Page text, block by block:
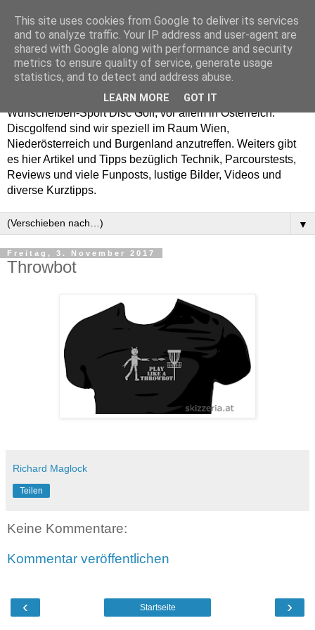
Enjoy Disc Golf and let
your Putterfly
Auf putterfly.at dreht sich alles um den Frisbee- bzw.
Wurfscheiben-Sport Disc Golf, vor allem in Österreich.
Discgolfend sind wir speziell im Raum Wien,
Niederösterreich und Burgenland anzutreffen. Weiters gibt
es hier Artikel und Tipps bezüglich Technik, Parcourstests,
Reviews und viele Funposts, lustige Bilder, Videos und
diverse Kurztipps.
▼
Freitag, 3. November 2017
Throwbot
Richard Maglock
Teilen
Keine Kommentare:
Kommentar veröffentlichen
‹ ›
Startseite
This site uses cookies from Google to deliver its services
and to analyze traffic. Your IP address and user-agent are
shared with Google along with performance and security
metrics to ensure quality of service, generate usage
statistics, and to detect and address abuse.
LEARN MORE GOT IT